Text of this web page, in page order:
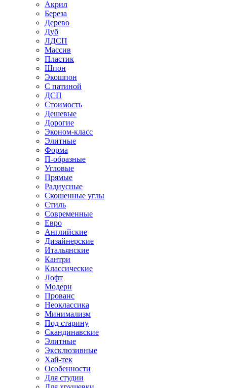
Акрил
Береза
Дерево
Дуб
ЛДСП
Массив
Пластик
Шпон
Экошпон
С патиной
ДСП
Стоимость
Дешевые
Дорогие
Эконом-класс
Элитные
Форма
П-образные
Угловые
Прямые
Радиусные
Скошенные углы
Стиль
Современные
Евро
Английские
Дизайнерские
Итальянские
Кантри
Классические
Лофт
Модерн
Прованс
Неоклассика
Минимализм
Под старину
Скандинавские
Элитные
Эксклюзивные
Хай-тек
Особенности
Для студии